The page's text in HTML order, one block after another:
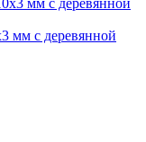
мм с деревянной